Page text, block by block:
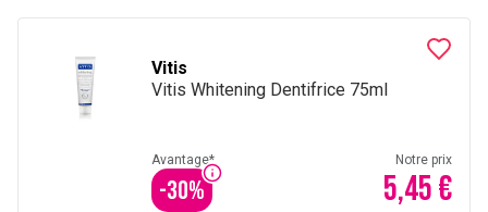
Vitis
Vitis Whitening Dentifrice 75ml
Avantage*
-30%
Notre prix
5,45 €